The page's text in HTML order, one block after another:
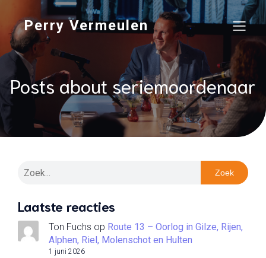
Perry Vermeulen
Posts about seriemoordenaar
Zoek
Laatste reacties
Ton Fuchs op Route 13 – Oorlog in Gilze, Rijen,
Alphen, Riel, Molenschot en Hulten
1 juni 2026